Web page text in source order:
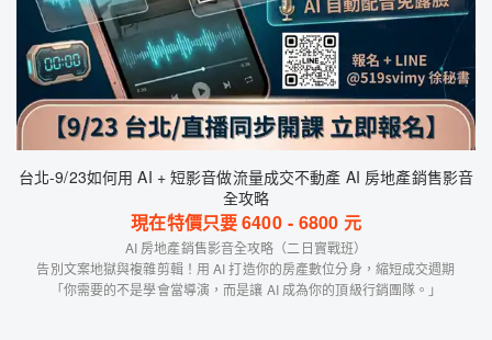
台北-9/23如何用 AI + 短影音做流量成交不動產 AI 房地產銷售影音
全攻略
現在特價只要6400 - 6800 元
AI 房地產銷售影音全攻略（二日實戰班）
告別文案地獄與複雜剪輯！用 AI 打造你的房產數位分身，縮短成交週期
「你需要的不是學會當導演，而是讓 AI 成為你的頂級行銷團隊。」